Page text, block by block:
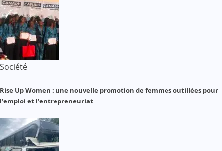
Société
Rise Up Women : une nouvelle promotion de femmes outillées pour
l’emploi et l’entrepreneuriat